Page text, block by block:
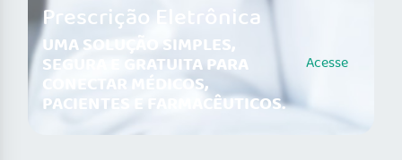
Prescrição Eletrônica
UMA SOLUÇÃO SIMPLES,
SEGURA E GRATUITA PARA
CONECTAR MÉDICOS,
PACIENTES E FARMACÊUTICOS.
Acesse